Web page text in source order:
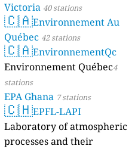
Victoria 40 stations
🇨🇦Environnement Au
Québec 42 stations
🇨🇦EnvironnementQc
Environnement Québec4
stations
EPA Ghana 7 stations
🇨🇭EPFL-LAPI
Laboratory of atmospheric
processes and their